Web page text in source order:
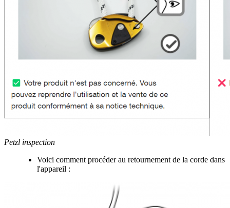
Petzl inspection
Voici comment procéder au retournement de la corde dans
l'appareil :